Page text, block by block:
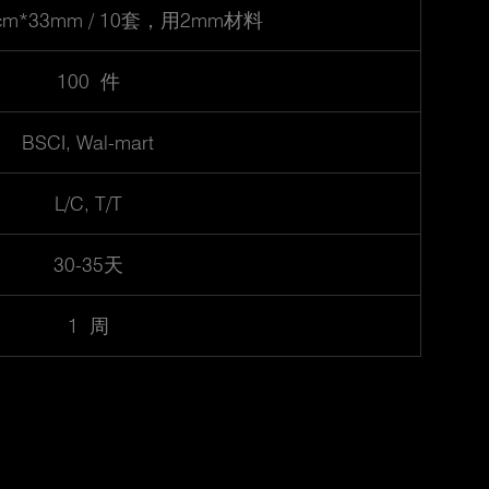
/ 10套，用2mm材料
100 件
BSCI, Wal-mart
L/C, T/T
30-35天
1 周